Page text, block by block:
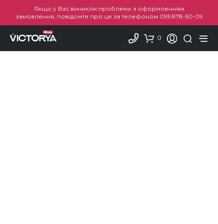
Якщо у Вас виникли проблеми з оформленням
замовлення, повідомте про це за телефоном 095 878-50-09
0